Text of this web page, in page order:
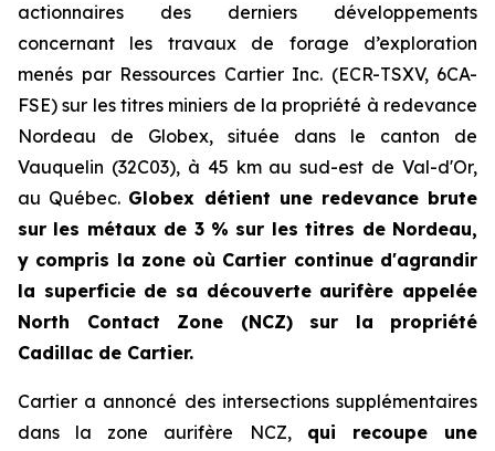
actionnaires des derniers développements
concernant les travaux de forage d’exploration
menés par Ressources Cartier Inc. (ECR-TSXV, 6CA-
FSE) sur les titres miniers de la propriété à redevance
Nordeau de Globex, située dans le canton de
Vauquelin (32C03), à 45 km au sud-est de Val-d'Or,
au Québec. Globex détient une redevance brute
sur les métaux de 3 % sur les titres de Nordeau,
y compris la zone où Cartier continue d'agrandir
la superficie de sa découverte aurifère appelée
North Contact Zone (NCZ) sur la propriété
Cadillac de Cartier.
Cartier a annoncé des intersections supplémentaires
dans la zone aurifère NCZ, qui recoupe une